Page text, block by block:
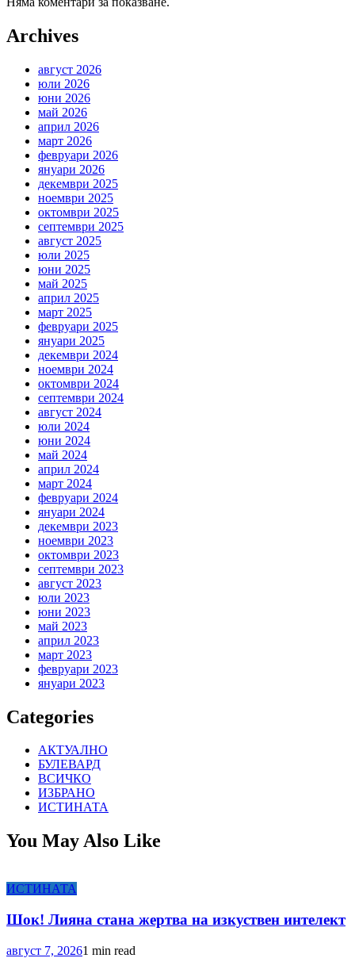
Archives
август 2026
юли 2026
юни 2026
май 2026
април 2026
март 2026
февруари 2026
януари 2026
декември 2025
ноември 2025
октомври 2025
септември 2025
август 2025
юли 2025
юни 2025
май 2025
април 2025
март 2025
февруари 2025
януари 2025
декември 2024
ноември 2024
октомври 2024
септември 2024
август 2024
юли 2024
юни 2024
май 2024
април 2024
март 2024
февруари 2024
януари 2024
декември 2023
ноември 2023
октомври 2023
септември 2023
август 2023
юли 2023
юни 2023
май 2023
април 2023
март 2023
февруари 2023
януари 2023
Categories
АКТУАЛНО
БУЛЕВАРД
ВСИЧКО
ИЗБРАНО
ИСТИНАТА
You May Also Like
ИСТИНАТА
Шок! Лияна стана жертва на изкуствен интелект
август 7, 20261 min read